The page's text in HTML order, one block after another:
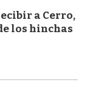
a Cerro,
los hinchas